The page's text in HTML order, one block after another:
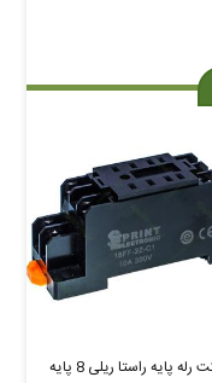
سوکت رله پایه راستا ریلی 8 پایه